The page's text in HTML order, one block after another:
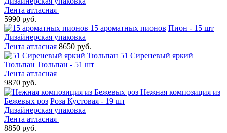
Лента атласная
5990 руб.
15 ароматных пионов Пион - 15 шт
Дизайнерская упаковка
Лента атласная 8650 руб.
51 Сиреневый яркий
Тюльпан Тюльпан - 51 шт
Лента атласная
9870 руб.
Нежная композиция из
Бежевых роз Роза Кустовая - 19 шт
Дизайнерская упаковка
Лента атласная
8850 руб.